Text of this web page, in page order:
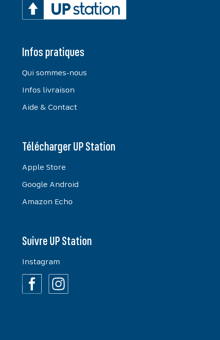
Infos pratiques
Qui sommes-nous
Infos livraison
Aide & Contact
Télécharger UP Station
Apple Store
Google Android
Amazon Echo
Suivre UP Station
Instagram